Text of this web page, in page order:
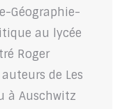
Géographie-
au lycée
Roger
de Les
à Auschwitz